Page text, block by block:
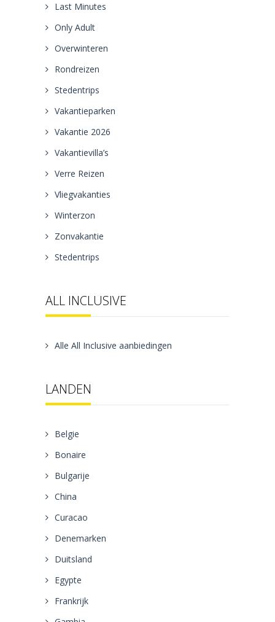
Last Minutes
Only Adult
Overwinteren
Rondreizen
Stedentrips
Vakantieparken
Vakantie 2026
Vakantievilla’s
Verre Reizen
Vliegvakanties
Winterzon
Zonvakantie
Stedentrips
ALL INCLUSIVE
Alle All Inclusive aanbiedingen
LANDEN
Belgie
Bonaire
Bulgarije
China
Curacao
Denemarken
Duitsland
Egypte
Frankrijk